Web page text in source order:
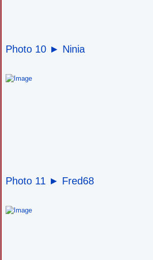
Photo 10 ► Ninia
Photo 11 ► Fred68